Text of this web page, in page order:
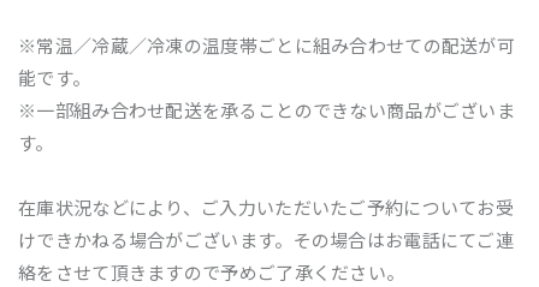
※常温／冷蔵／冷凍の温度帯ごとに組み合わせての配送が可
能です。
※一部組み合わせ配送を承ることのできない商品がございま
す。
在庫状況などにより、ご入力いただいたご予約についてお受
けできかねる場合がございます。その場合はお電話にてご連
絡をさせて頂きますので予めご了承ください。